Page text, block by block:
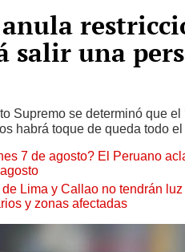
salir una
Supremo se determinó que el
habrá toque de queda todo el
7 de agosto? El Peruano
Lima y Callao no tendrán
y zonas afectadas